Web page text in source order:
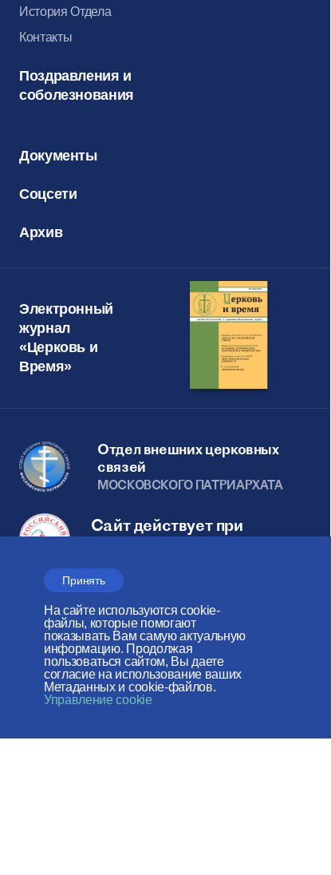
Принять
На сайте используются cookie-
файлы, которые помогают
показывать Вам самую актуальную
информацию. Продолжая
пользоваться сайтом, Вы даете
согласие на использование ваших
Метаданных и cookie-файлов.
Управление cookie
История Отдела
Контакты
Поздравления и
соболезнования
Документы
Соцсети
Архив
Электронный
журнал
«Церковь и
Время»
Отдел внешних церковных
связей
МОСКОВСКОГО ПАТРИАРХАТА
Сайт действует при
Российского фонда мира
Веб-сайт создан при содействии
Фонда поддержки христианской
культуры и наследия
Мы в социальных сетях: